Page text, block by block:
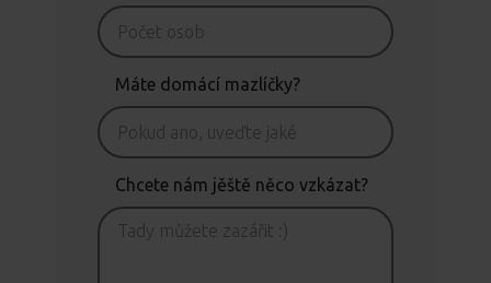
Máte domácí mazlíčky?
Chcete nám jěště něco vzkázat?